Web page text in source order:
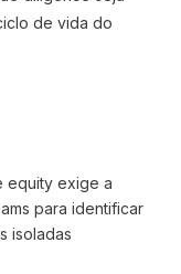
de vida do
equity exige a
para identificar
isoladas